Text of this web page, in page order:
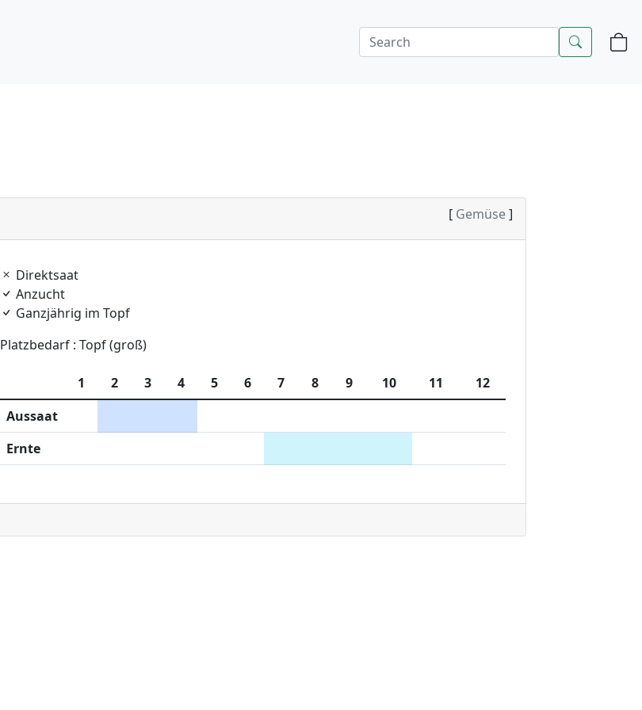
[ Gemüse]
Direktsaat
Anzucht
Ganzjährig im Topf
Platzbedarf : Topf (groß)
1 2 3 4 5 6 7 8 9 10 11
12
Aussaat
Ernte